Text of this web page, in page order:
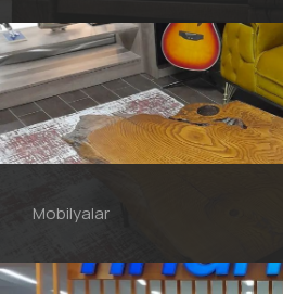
Mobilyalar